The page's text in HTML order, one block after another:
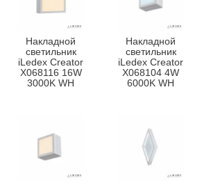
Накладной
светильник
iLedex Creator
X068116 16W
3000K WH
Накладной
светильник
iLedex Creator
X068104 4W
6000K WH